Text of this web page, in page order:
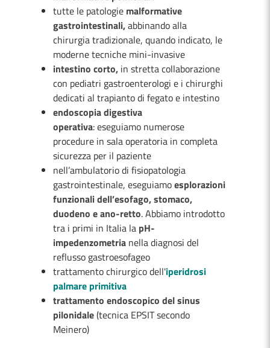
tutte le patologie malformative
gastrointestinali,abbinando alla
chirurgia tradizionale, quando indicato, le
moderne tecniche mini-invasive
intestino corto, in stretta collaborazione
con pediatri gastroenterologi e i chirurghi
dedicati al trapianto di fegato e intestino
endoscopia digestiva
operativa: eseguiamo numerose
procedure in sala operatoria in completa
sicurezza per il paziente
nell’ambulatorio di fisiopatologia
gastrointestinale, eseguiamoesplorazioni
funzionali dell’esofago, stomaco,
duodeno e ano-retto. Abbiamo introdotto
tra i primi in Italia la pH-
impedenzometria nella diagnosi del
reflusso gastroesofageo
trattamento chirurgico dell'iperidrosi
palmare primitiva
trattamento endoscopico del sinus
pilonidale(tecnica EPSIT secondo
Meinero)